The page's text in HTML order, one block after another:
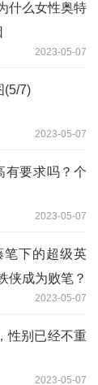
什么女性奥特
2023-05-07
(5/7)
2023-05-07
有要求吗？个
2023-05-07
笔下的超级英
侠成为败笔？
2023-05-07
性别已经不重
2023-05-07